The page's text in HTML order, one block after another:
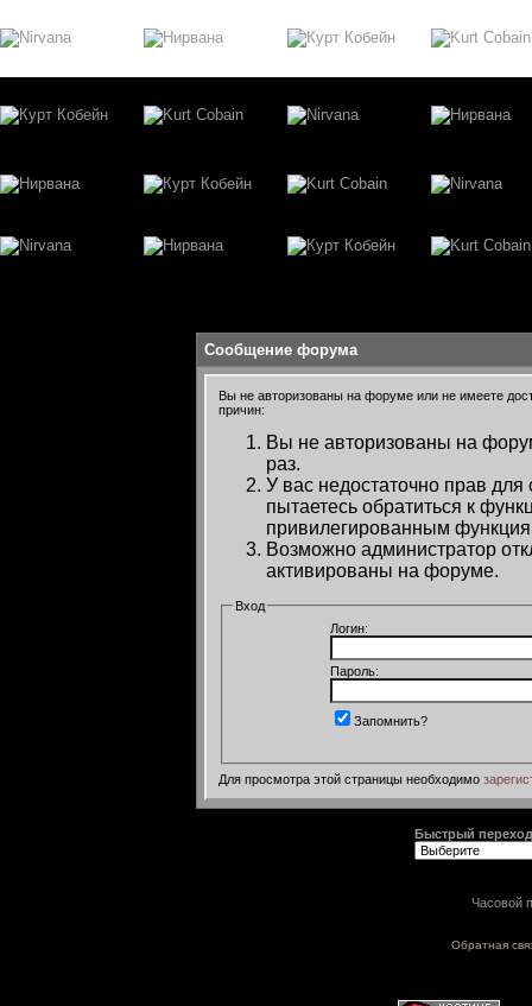
Сообщение форума
Вы не авторизованы на форуме или не имеете
причин:
Вы не авторизованы на
раз.
У вас недостаточно прав
пытаетесь обратиться к
привилегированным
Возможно администратор
активированы на форуме.
Вход
Логин:
Пароль:
Запомнить?
Для просмотра этой страницы необходимо
Быстрый переход
Часовой
Обратная